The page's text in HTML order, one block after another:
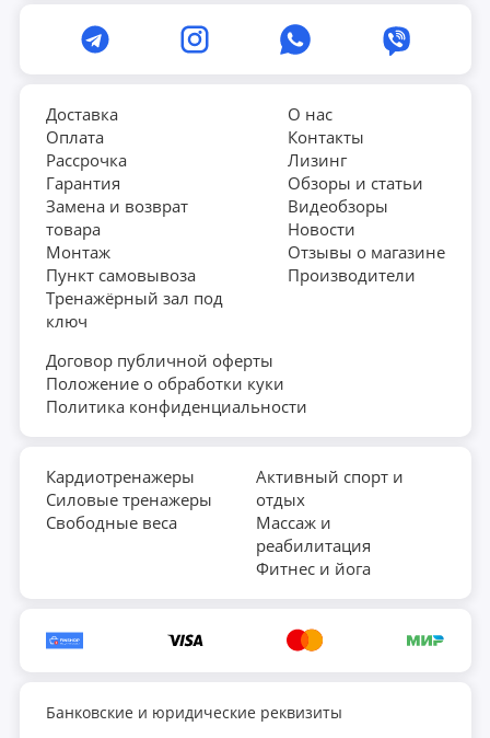
Доставка
Оплата
Рассрочка
Гарантия
Замена и возврат
товара
Монтаж
Пункт самовывоза
Тренажёрный зал под
ключ
О нас
Контакты
Лизинг
Обзоры и статьи
Видеобзоры
Новости
Отзывы о магазине
Производители
Договор публичной оферты
Положение о обработки куки
Политика конфиденциальности
Кардиотренажеры
Силовые тренажеры
Свободные веса
Активный спорт и
отдых
Массаж и
реабилитация
Фитнес и йога
Банковские и юридические реквизиты